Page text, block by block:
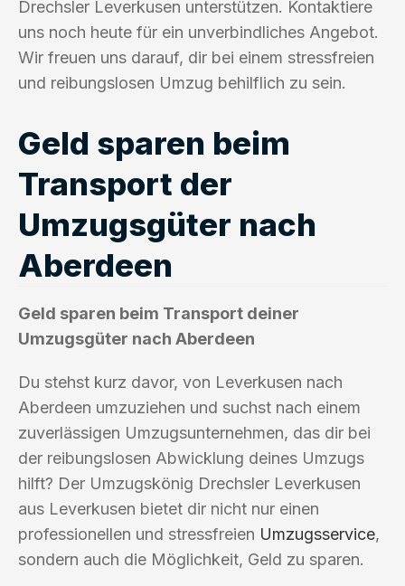
Drechsler Leverkusen unterstützen. Kontaktiere
uns noch heute für ein unverbindliches Angebot.
Wir freuen uns darauf, dir bei einem stressfreien
und reibungslosen Umzug behilflich zu sein.
Geld sparen beim
Transport der
Umzugsgüter nach
Aberdeen
Geld sparen beim Transport deiner
Umzugsgüter nach Aberdeen
Du stehst kurz davor, von Leverkusen nach
Aberdeen umzuziehen und suchst nach einem
zuverlässigen Umzugsunternehmen, das dir bei
der reibungslosen Abwicklung deines Umzugs
hilft? Der Umzugskönig Drechsler Leverkusen
aus Leverkusen bietet dir nicht nur einen
professionellen und stressfreien Umzugsservice,
sondern auch die Möglichkeit, Geld zu sparen.